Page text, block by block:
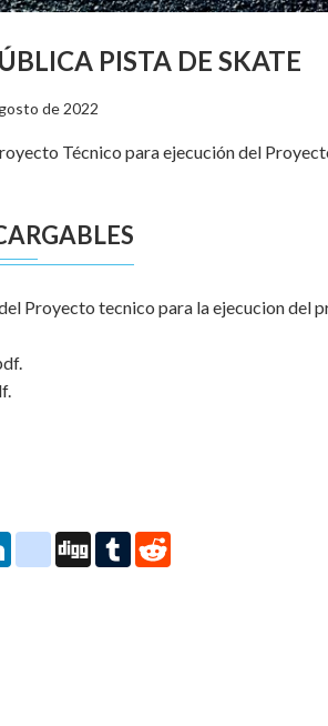
PISTA DE SKATE
de 2022
Técnico para ejecución del
Proyecto tecnico para la ejecucion del
LinkedIninstagram
Digg Tumblr